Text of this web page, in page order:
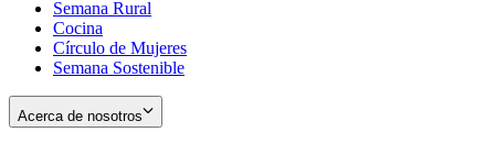
Semana Rural
Cocina
Círculo de Mujeres
Semana Sostenible
Acerca de nosotros